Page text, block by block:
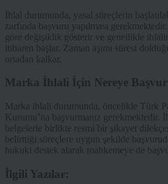
İhlal durumunda, yasal süreçlerin
zarfında başvuru yapılması
göre değişiklik gösterir ve genellikle
itibaren başlar. Zaman aşımı süresi
ortadan kalkar.
Marka İhlali İçin Nereye
Marka ihlali durumunda, öncelikle Türk
Kurumu’na başvurmanız gerekmektedir.
belgelerle birlikte resmi bir şikayet
belirttiği süreçlere uygun şekilde
hukuki destek alarak mahkemeye de
İlgili Yazılar: